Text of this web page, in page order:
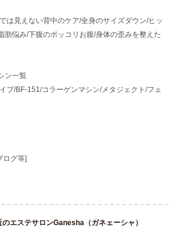
は見えない背中のケア/全身のサイズダウン/ヒッ
肪悩み/下腹のポッコリお腹/身体の歪みを整えた
ン一覧
プ/BF-151/コラーゲンマシン/メタジェクト/フェ
ログ等]
エステサロンGanesha（ガネェーシャ）